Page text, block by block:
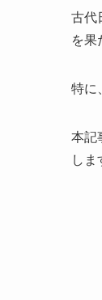
古代
を果
特に
本記
しま